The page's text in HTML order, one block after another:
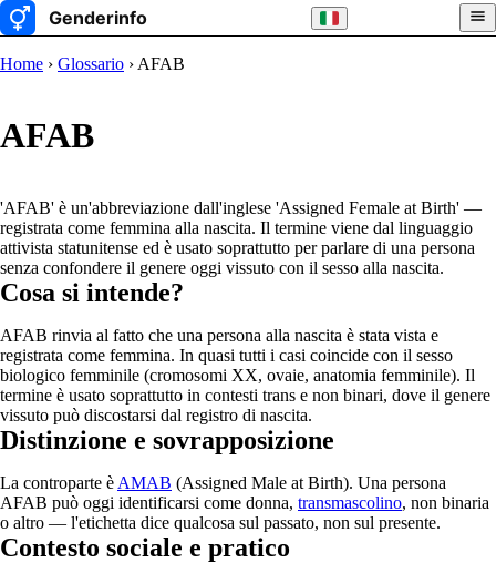
Home › Glossario › AFAB
AFAB
'AFAB' è un'abbreviazione dall'inglese 'Assigned Female at Birth' —
registrata come femmina alla nascita. Il termine viene dal linguaggio
attivista statunitense ed è usato soprattutto per parlare di una persona
senza confondere il genere oggi vissuto con il sesso alla nascita.
Cosa si intende?
AFAB rinvia al fatto che una persona alla nascita è stata vista e
registrata come femmina. In quasi tutti i casi coincide con il sesso
biologico femminile (cromosomi XX, ovaie, anatomia femminile). Il
termine è usato soprattutto in contesti trans e non binari, dove il genere
vissuto può discostarsi dal registro di nascita.
Distinzione e sovrapposizione
La controparte è AMAB (Assigned Male at Birth). Una persona
AFAB può oggi identificarsi come donna, transmascolino, non binaria
o altro — l'etichetta dice qualcosa sul passato, non sul presente.
Contesto sociale e pratico